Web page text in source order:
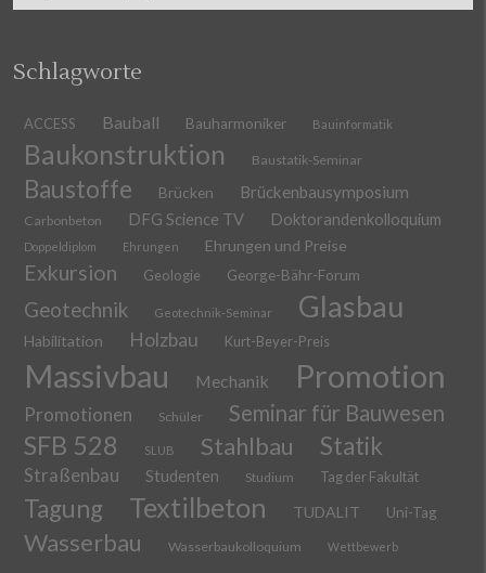
Schlagworte
ACCESS Bauball Bauharmoniker Bauinformatik
Baukonstruktion Baustatik-Seminar
Baustoffe Brücken Brückenbausymposium
Carbonbeton DFG Science TV Doktorandenkolloquium
Doppeldiplom Ehrungen Ehrungen und Preise
Exkursion Geologie George-Bähr-Forum
Geotechnik Geotechnik-Seminar Glasbau
Habilitation Holzbau Kurt-Beyer-Preis
Massivbau Mechanik Promotion
Promotionen Schüler Seminar für Bauwesen
SFB 528 SLUB Stahlbau Statik
Straßenbau Studenten Studium Tag der Fakultät
Tagung Textilbeton TUDALIT Uni-Tag
Wasserbau Wasserbaukolloquium Wettbewerb